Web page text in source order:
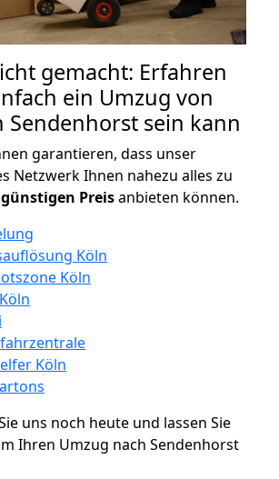
gemacht: Erfahren
ein Umzug von
Sendenhorst sein kann
garantieren, dass unser
Netzwerk Ihnen nahezu alles zu
Preisanbieten können.
Köln
Köln
Köln
uns noch heute und lassen Sie
Ihren Umzug nach Sendenhorst